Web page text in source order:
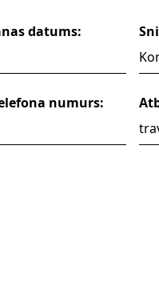
datums:
numurs: